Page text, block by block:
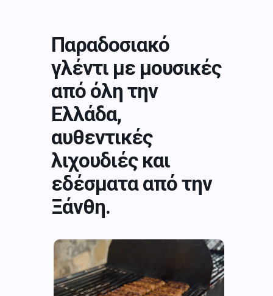
Παραδοσιακό
γλέντι με μουσικές
από όλη την
Ελλάδα,
αυθεντικές
λιχουδιές και
εδέσματα από την
Ξάνθη.